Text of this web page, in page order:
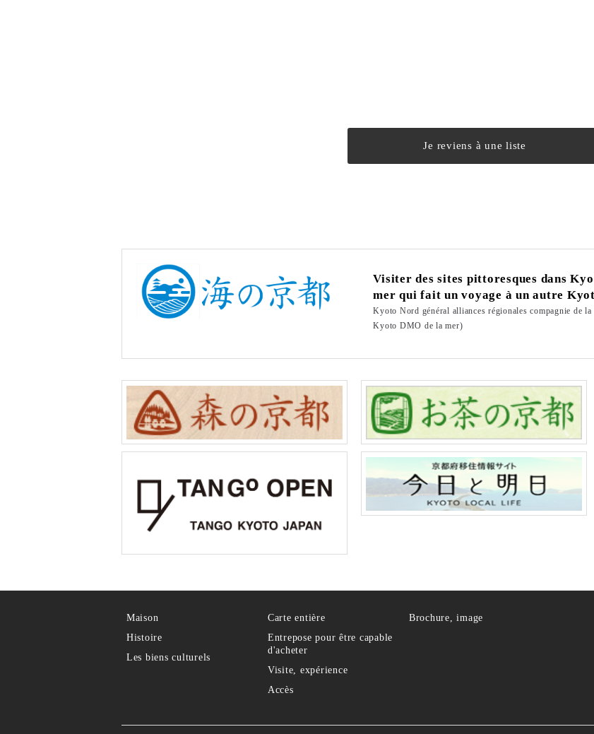
Je reviens à une liste
Visiter des sites pittoresques dans
mer qui fait un voyage à un autre
Kyoto Nord général alliances régionales compagnie de
Kyoto DMO de la mer)
Maison
Histoire
Les biens culturels
Carte entière
Entrepose pour être capable
d'acheter
Visite, expérience
Accès
Brochure, image